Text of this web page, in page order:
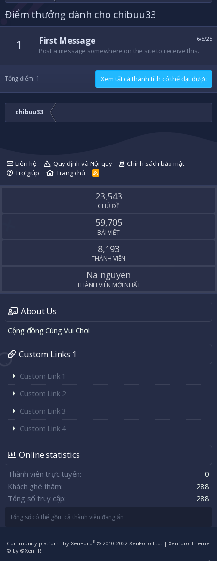
Điểm thưởng dành cho chibuu33
1 6/5/25
First Message
Post a message somewhere on the site to receive this.
Tổng điểm: 1 Xem tất cả thành tích có thể đạt được
chibuu33
Liên hệ Quy định và Nội quy
Chính sách bảo mật
Trợ giúp
Trang chủ
R
S
23,543
CHỦ ĐỀ
59,705
BÀI VIẾT
8,193
THÀNH VIÊN
Na nguyen
THÀNH VIÊN MỚI NHẤT
About Us
Cộng đồng Cùng Vui Chơi
Custom Links 1
Custom Link 1
Custom Link 2
Custom Link 3
Custom Link 4
Online statistics
Thành viên trực tuyến
0
Khách ghé thăm
288
Tổng số truy cập
288
Tổng số có thể gồm cả thành viên đang ẩn.
Community platform by XenForo® © 2010-2022 XenForo Ltd. | Xenforo Theme
© by ©XenTR